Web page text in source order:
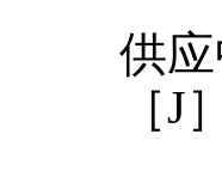
供
［
［